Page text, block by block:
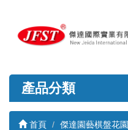
產品分類
首頁 傑達園藝棋盤花園